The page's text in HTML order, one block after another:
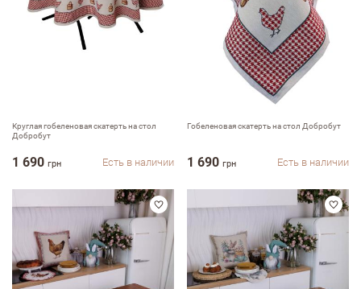
Круглая гобеленовая скатерть на стол
Добробут
1 690 грн Есть в наличии
Гобеленовая скатерть на стол Добробут
1 690 грн Есть в наличии
ФИО
email
Комментарий